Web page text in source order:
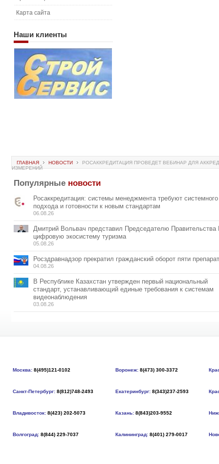
Карта сайта
Наши клиенты
ГЛАВНАЯ НОВОСТИ
РОСАККРЕДИТАЦИЯ ПРОВЕДЕТ ВЕБИНАР ДЛЯ
ИЗМЕРЕНИЙ
Популярные новости
Росаккредитация: системы менеджмента требуют системного
подхода и готовности к новым стандартам
06.08.26
Дмитрий Вольвач представил Председателю
цифровую экосистему туризма
05.08.26
Росздравнадзор прекратил гражданский оборот пяти
04.08.26
В Республике Казахстан утвержден первый национальный
стандарт, устанавливающий единые требования к системам
видеонаблюдения
03.08.26
Москва: 8(495)121-0102 Воронеж: 8(473) 300-3372
Санкт-Петербург: 8(812)748-2493 Екатеринбург: 8(343)237-2593
Владивосток: 8(423) 202-5073 Казань: 8(843)203-9552
Волгоград: 8(844) 229-7037 Калининград: 8(401) 279-0017